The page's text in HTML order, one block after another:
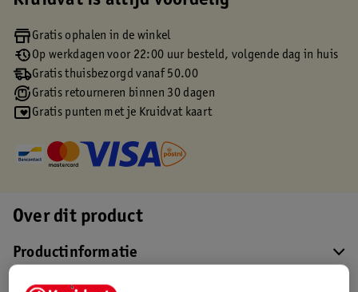
Gratis ophalen in de winkel
Op werkdagen voor 22:00 uur besteld, volgende dag in huis
Gratis thuisbezorgd vanaf 50.00
Gratis retourneren binnen 30 dagen
Gratis punten met je Kruidvat kaart
Over dit product
Productinformatie